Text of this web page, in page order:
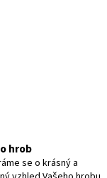
hrob
se o krásný a